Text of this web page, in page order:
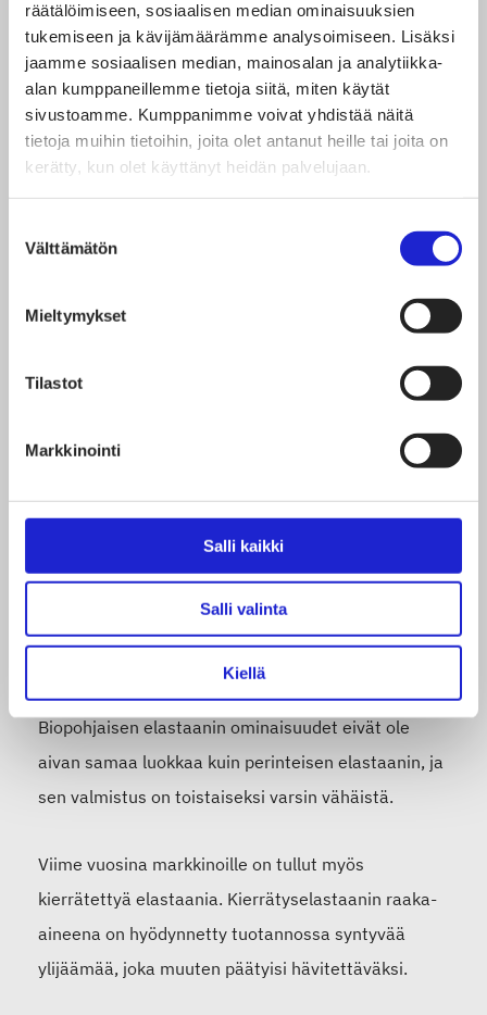
räätälöimiseen, sosiaalisen median ominaisuuksien
tukemiseen ja kävijämäärämme analysoimiseen. Lisäksi
jaamme sosiaalisen median, mainosalan ja analytiikka-
alan kumppaneillemme tietoja siitä, miten käytät
sivustoamme. Kumppanimme voivat yhdistää näitä
tietoja muihin tietoihin, joita olet antanut heille tai joita on
kerätty, kun olet käyttänyt heidän palvelujaan.
valinta
Välttämätön
Mieltymykset
Tilastot
Markkinointi
Salli kaikki
Salli valinta
Kiellä
se vähentää kierrätyksen kannattavuutta.
Tuotannon vastuullisuusnäkökulmat
Elastaanin tuotannolla on merkittäviä
ympäristövaikutuksia, sillä sen valmistus on hyvin
haitallisia kemikaaleja. Pitkäaikaisen altistumisen
Lisäksi tuotantoprosessissa käytetään liuottimia,
työskenteleville. Suurimmassa vaarassa haitallisten
elastaanitehtaiden työntekijät.
Vastuullisemmat vaihtoehdot
Elastaania voidaan valmistaa myös osittain
korvata esimerkiksi maissista saatavalla glukoosilla.
Biopohjaisen elastaanin ominaisuudet eivät ole
aivan samaa luokkaa kuin perinteisen elastaanin, ja
sen valmistus on toistaiseksi varsin vähäistä.
Viime vuosina markkinoille on tullut myös
kierrätettyä elastaania. Kierrätyselastaanin raaka-
aineena on hyödynnetty tuotannossa syntyvää
ylijäämää, joka muuten päätyisi hävitettäväksi.